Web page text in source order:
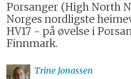
Porsanger (High North
Norges nordligste
HV17 - på øvelse i
Finnmark.
Trine Jonassen